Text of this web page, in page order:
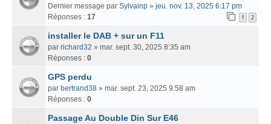
Dernier message par Sylvainp » jeu. nov. 13, 2025 6:17 pm
Réponses : 17 1 2
installer le DAB + sur un F11
par richard32 » mar. sept. 30, 2025 8:35 am
Réponses : 0
GPS perdu
par bertrand38 » mar. sept. 23, 2025 9:58 am
Réponses : 0
Passage Au Double Din Sur E46